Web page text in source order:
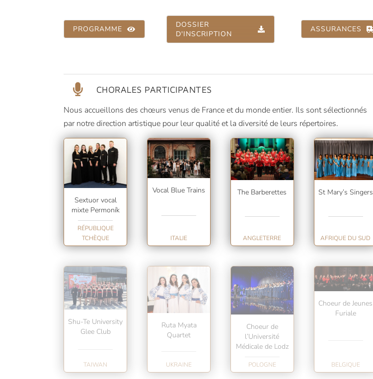
PROGRAMME
DOSSIER
D'INSCRIPTION
ASSURANCES
CHORALES PARTICIPANTES
Nous accueillons des chœurs venus de France et du monde entier. Ils sont sélectionnés
par notre direction artistique pour leur qualité et la diversité de leurs répertoires.
Sextuor vocal
mixte Permoník
RÉPUBLIQUE
TCHÈQUE
Vocal Blue Trains
ITALIE
The Barberettes
ANGLETERRE
St Mary’s Singers
AFRIQUE DU SUD
Shu-Te University
Glee Club
TAIWAN
Ruta Myata
Quartet
UKRAINE
Choeur de
l’Université
Médicale de Lodz
POLOGNE
Choeur de Jeunes
Furiale
BELGIQUE